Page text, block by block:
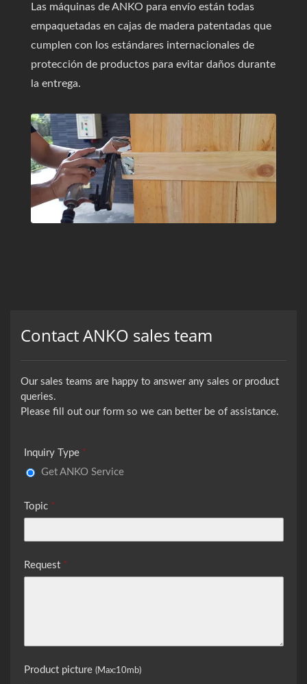
Las máquinas de ANKO para envío están todas
empaquetadas en cajas de madera patentadas que
cumplen con los estándares internacionales de
protección de productos para evitar daños durante
la entrega.